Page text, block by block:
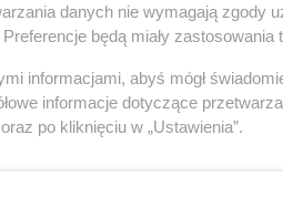
danych nie wymagają zgody
będą miały zastosowania
informacjami, abyś mógł
informacje dotyczące
po kliknięciu w „Ustawienia”.